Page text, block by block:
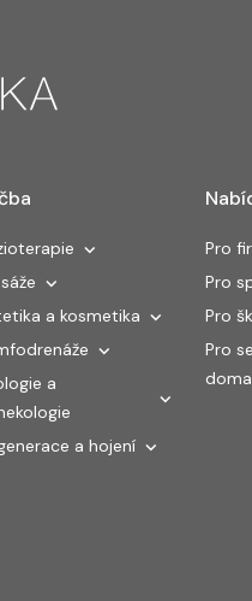
a kosmetika
a
a hojení
Pro
Pro
Pro
Pro
doma